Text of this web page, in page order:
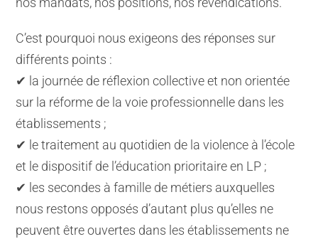
C’est pourquoi nous exigeons des réponses sur
différents points :
✔ la journée de réflexion collective et non orientée
sur la réforme de la voie professionnelle dans les
établissements ;
✔ le traitement au quotidien de la violence à l’école
et le dispositif de l’éducation prioritaire en LP ;
✔ les secondes à famille de métiers auxquelles
nous restons opposés d’autant plus qu’elles ne
peuvent être ouvertes dans les établissements ne